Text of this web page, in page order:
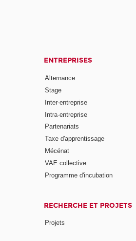
ENTREPRISES
Alternance
Stage
Inter-entreprise
Intra-entreprise
Partenariats
Taxe d'apprentissage
Mécénat
VAE collective
Programme d'incubation
RECHERCHE ET PROJETS
Projets